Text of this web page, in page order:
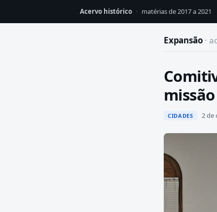
Acervo histórico · matérias de 2017 a 2021
Expansão ·
CIDADES 2 de